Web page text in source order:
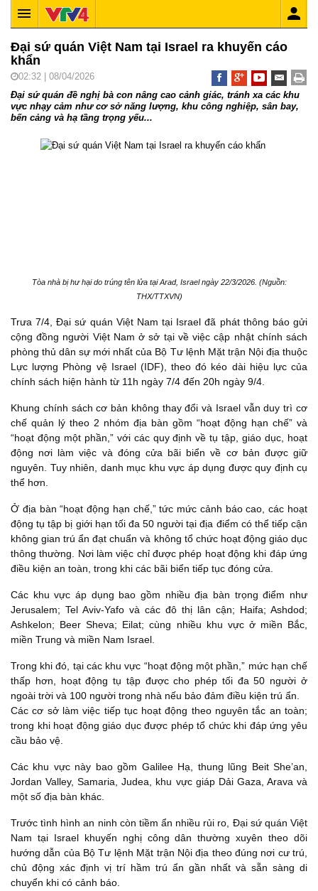
Đại sứ quán Việt Nam tại Israel ra khuyến cáo
khẩn
02:32 | 08/04/2026
Đại sứ quán đề nghị bà con nâng cao cảnh giác, tránh xa các khu
vực nhạy cảm như cơ sở năng lượng, khu công nghiệp, sân bay,
bến cảng và hạ tầng trọng yếu...
Tòa nhà bị hư hại do trúng tên lửa tại Arad, Israel ngày 22/3/2026. (Nguồn:
THX/TTXVN)
Trưa 7/4, Đại sứ quán Việt Nam tại Israel đã phát thông báo gửi
cộng đồng người Việt Nam ở sở tại về việc cập nhật chính sách
phòng thủ dân sự mới nhất của Bộ Tư lệnh Mặt trận Nội địa thuộc
Lực lượng Phòng vệ Israel (IDF), theo đó kéo dài hiệu lực của
chính sách hiện hành từ 11h ngày 7/4 đến 20h ngày 9/4.
Khung chính sách cơ bản không thay đổi và Israel vẫn duy trì cơ
chế quản lý theo 2 nhóm địa bàn gồm “hoạt động hạn chế” và
“hoạt động một phần,” với các quy định về tụ tập, giáo dục, hoạt
động nơi làm việc và đóng cửa bãi biển về cơ bản được giữ
nguyên. Tuy nhiên, danh mục khu vực áp dụng được quy định cụ
thể hơn.
Ở địa bàn “hoạt động hạn chế,” tức mức cảnh báo cao, các hoạt
động tụ tập bị giới hạn tối đa 50 người tại địa điểm có thể tiếp cận
không gian trú ẩn đạt chuẩn và không tổ chức hoạt động giáo dục
thông thường. Nơi làm việc chỉ được phép hoạt động khi đáp ứng
điều kiện an toàn, trong khi các bãi biển tiếp tục đóng cửa.
Các khu vực áp dụng bao gồm nhiều địa bàn trọng điểm như
Jerusalem; Tel Aviv-Yafo và các đô thị lân cận; Haifa; Ashdod;
Ashkelon; Beer Sheva; Eilat; cùng nhiều khu vực ở miền Bắc,
miền Trung và miền Nam Israel.
Trong khi đó, tại các khu vực “hoạt động một phần,” mức hạn chế
thấp hơn, hoạt động tụ tập được cho phép tối đa 50 người ở
ngoài trời và 100 người trong nhà nếu bảo đảm điều kiện trú ẩn.
Các cơ sở làm việc tiếp tục hoạt động theo nguyên tắc an toàn;
trong khi hoạt động giáo dục được phép tổ chức khi đáp ứng yêu
cầu bảo vệ.
Các khu vực này bao gồm Galilee Hạ, thung lũng Beit She’an,
Jordan Valley, Samaria, Judea, khu vực giáp Dải Gaza, Arava và
một số địa bàn khác.
Trước tình hình an ninh còn tiềm ẩn nhiều rủi ro, Đại sứ quán Việt
Nam tại Israel khuyến nghị công dân thường xuyên theo dõi
hướng dẫn của Bộ Tư lệnh Mặt trận Nội địa theo đúng nơi cư trú,
chủ động xác định vị trí hầm trú ẩn gần nhất và sẵn sàng di
chuyển khi có cảnh báo.